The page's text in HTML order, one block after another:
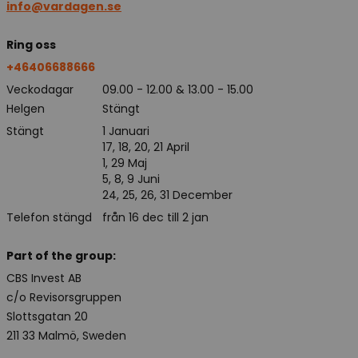
info@vardagen.se
Ring oss
+46406688666
Veckodagar
09.00 - 12.00 & 13.00 - 15.00
Helgen
Stängt
Stängt
Telefon stängd
1 Januari
17, 18, 20, 21 April
1, 29 Maj
5, 8, 9 Juni
24, 25, 26, 31 December
från 16 dec till 2 jan
Part of the group:
CBS Invest AB
c/o Revisorsgruppen
Slottsgatan 20
211 33 Malmö, Sweden